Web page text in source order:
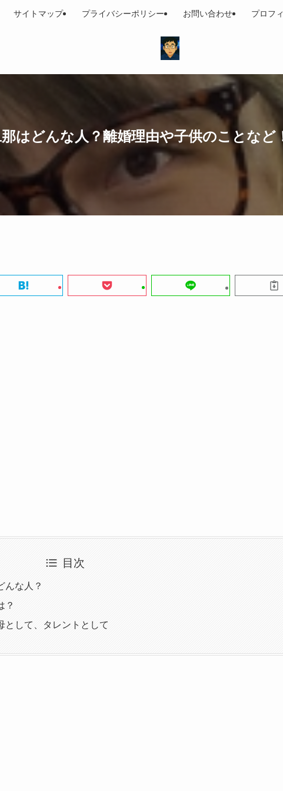
サイトマップ プライバシーポリシー お問い合わせ プロフ
はどんな人？離婚理由や子供のことなど
目次
んな人？
？
として、タレントとして